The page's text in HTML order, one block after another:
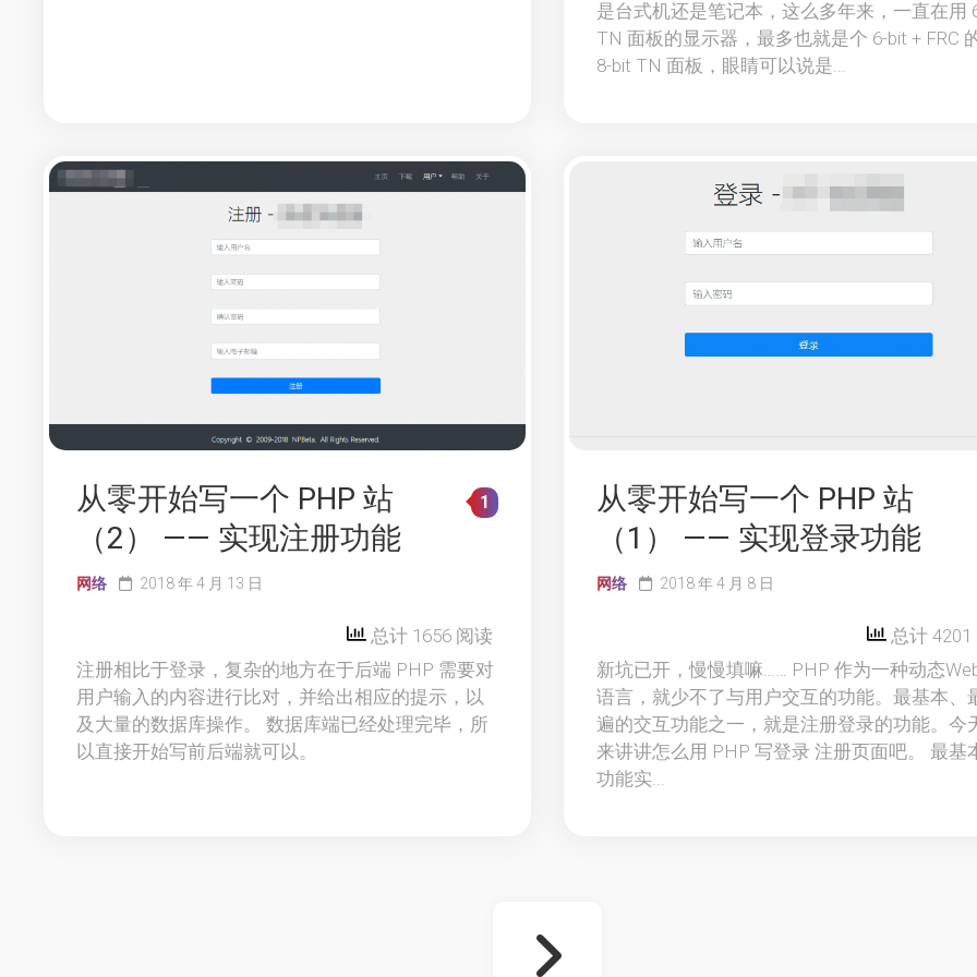
是台式机还是笔记本，这么多年来，一直在用
TN 面板的显示器，最多也就是个 6-bit + FRC
8-bit TN 面板，眼睛可以说是...
从零开始写一个 PHP 站
（2） —— 实现注册功能
1
网络 2018 年 4 月 13 日
总计 1656 阅读
注册相比于登录，复杂的地方在于后端 PHP 需要对
用户输入的内容进行比对，并给出相应的提示，以
及大量的数据库操作。 数据库端已经处理完毕，所
以直接开始写前后端就可以。
从零开始写一个 PHP 站
（1） —— 实现登录功能
网络 2018 年 4 月 8 日
总计 4201
新坑已开，慢慢填嘛…… PHP 作为一种动态
语言，就少不了与用户交互的功能。最基本、
遍的交互功能之一，就是注册登录的功能。今
来讲讲怎么用 PHP 写登录 注册页面吧。 最基
功能实...